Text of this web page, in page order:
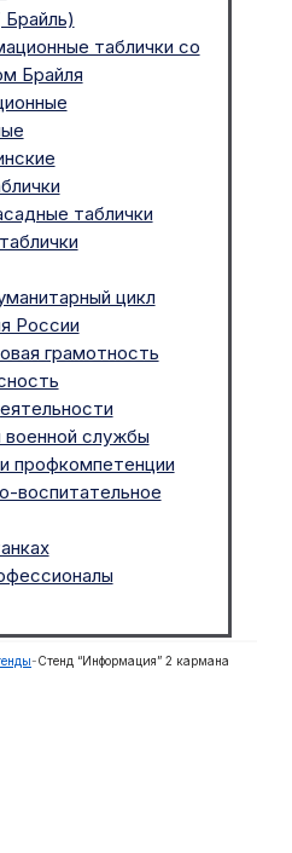
Брайль)
таблички со
Брайля
таблички
цикл
России
грамотность
службы
профкомпетенции
воспитательное
-Стенд “Информация” 2 кармана